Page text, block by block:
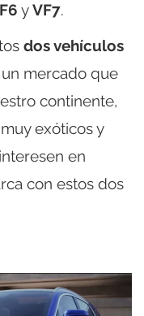
yVF7.
dos vehículos
mercado que
continente,
exóticos y
en
con estos dos